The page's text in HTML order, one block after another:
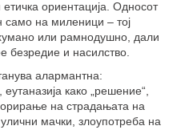
ориентација. Односот
само на миленици – тој
или рамнодушно, дали
безредие и насилство.
алармантна:
како „решение“,
на страдањата на
мачки, злоупотреба на